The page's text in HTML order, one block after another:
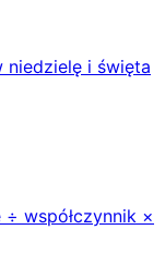
niedzielę i święta
współczynnik ×